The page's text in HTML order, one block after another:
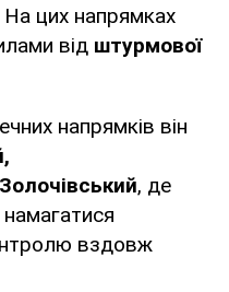
На цих напрямках
від штурмової
напрямків він
, де
намагатися
вздовж